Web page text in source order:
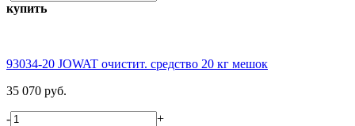
купить
93034-20 JOWAT очистит. средство 20 кг мешок
35 070 руб.
-
+